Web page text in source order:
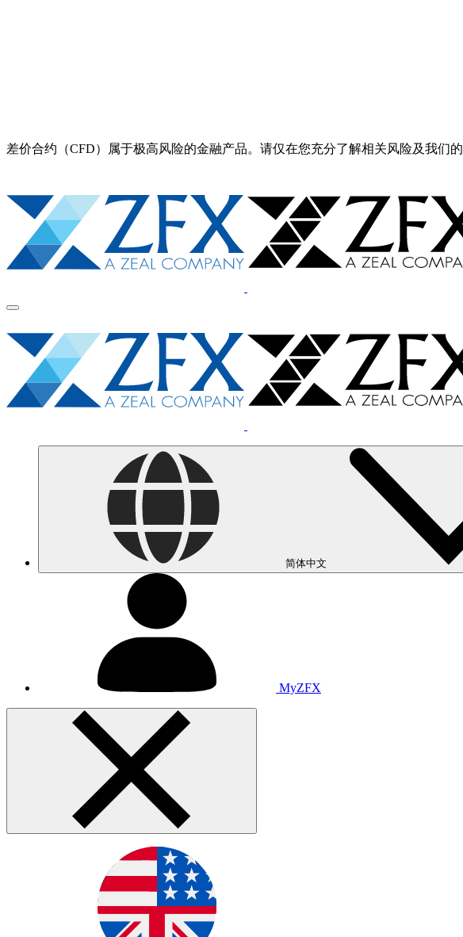
差价合约（CFD）属于极高风险的金融产品。请仅在您充分了解相关风险及我们的
简体中文
MyZFX